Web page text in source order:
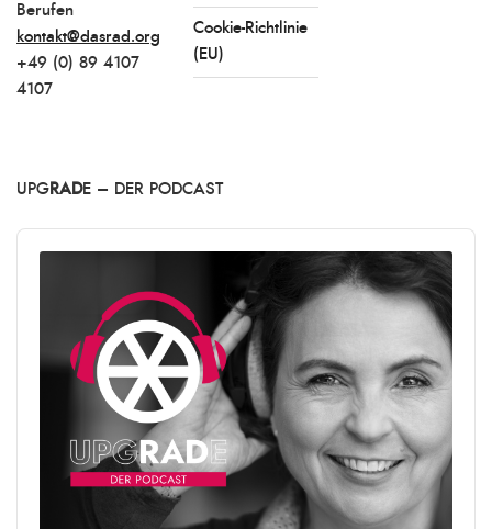
Berufen
kontakt@dasrad.org
+49 (0) 89 4107
4107
Cookie-Richtlinie
(EU)
UPG RADE – DER PODCAST
Audio
Player